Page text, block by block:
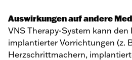
Auswirkungen auf andere
VNS Therapy-System kann
implantierter Vorrichtungen (z.
Herzschrittmachern,